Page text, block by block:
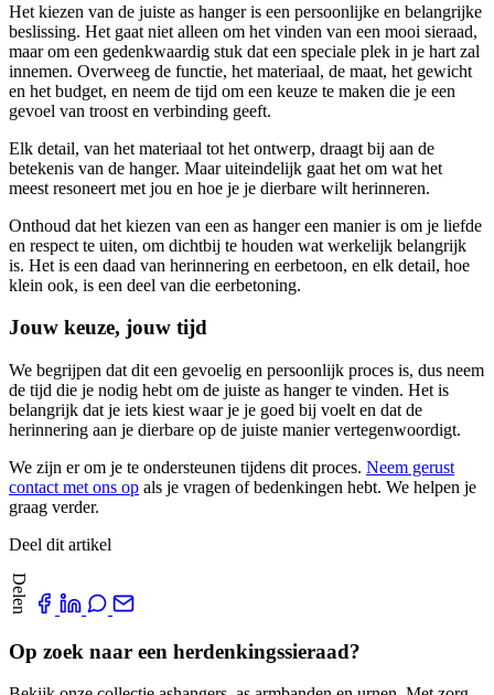
Het kiezen van de juiste as hanger is een persoonlijke en belangrijke
beslissing. Het gaat niet alleen om het vinden van een mooi sieraad,
maar om een gedenkwaardig stuk dat een speciale plek in je hart zal
innemen. Overweeg de functie, het materiaal, de maat, het gewicht
en het budget, en neem de tijd om een keuze te maken die je een
gevoel van troost en verbinding geeft.
Elk detail, van het materiaal tot het ontwerp, draagt bij aan de
betekenis van de hanger. Maar uiteindelijk gaat het om wat het
meest resoneert met jou en hoe je je dierbare wilt herinneren.
Onthoud dat het kiezen van een as hanger een manier is om je liefde
en respect te uiten, om dichtbij te houden wat werkelijk belangrijk
is. Het is een daad van herinnering en eerbetoon, en elk detail, hoe
klein ook, is een deel van die eerbetoning.
Jouw keuze, jouw tijd
We begrijpen dat dit een gevoelig en persoonlijk proces is, dus neem
de tijd die je nodig hebt om de juiste as hanger te vinden. Het is
belangrijk dat je iets kiest waar je je goed bij voelt en dat de
herinnering aan je dierbare op de juiste manier vertegenwoordigt.
We zijn er om je te ondersteunen tijdens dit proces. Neem gerust
contact met ons op als je vragen of bedenkingen hebt. We helpen je
graag verder.
Deel dit artikel
Delen
Op zoek naar een herdenkingssieraad?